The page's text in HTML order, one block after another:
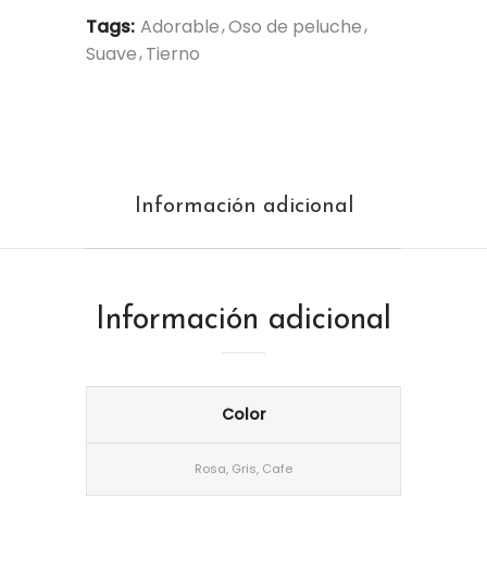
Tags: Adorable Oso de peluche
Suave Tierno
Información adicional
Información adicional
Color
Rosa, Gris, Cafe